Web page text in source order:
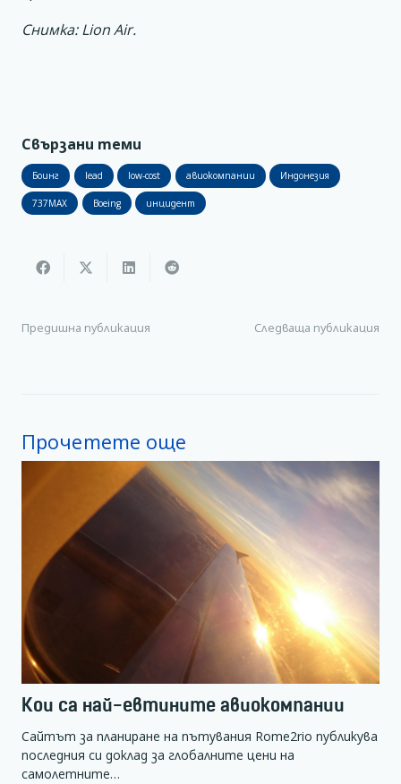
Снимка: Lion Air.
Свързани теми
Боинг lead low-cost авиокомпании Индонезия
737MAX Boeing инцидент
Предишна публикация Следваща публикация
Прочетете още
Кои са най-евтините авиокомпании
Сайтът за планиране на пътувания Rome2rio публикува
последния си доклад за глобалните цени на
самолетните…